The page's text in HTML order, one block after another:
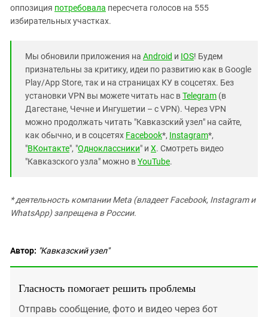
оппозиция потребовала пересчета голосов на 555
избирательных участках.
Мы обновили приложения на Android и IOS! Будем
признательны за критику, идеи по развитию как в Google
Play/App Store, так и на страницах КУ в соцсетях. Без
установки VPN вы можете читать нас вTelegram (в
Дагестане, Чечне и Ингушетии – с VPN). Через VPN
можно продолжать читать "Кавказский узел" на сайте,
как обычно, и в соцсетях Facebook*, Instagram*,
"ВКонтакте", "Одноклассники" и X. Смотреть видео
"Кавказского узла" можно вYouTube.
* деятельность компании Meta (владеет Facebook, Instagram и
WhatsApp) запрещена в России.
Автор: "Кавказский узел"
Гласность помогает решить проблемы
Отправь сообщение, фото и видео через бот